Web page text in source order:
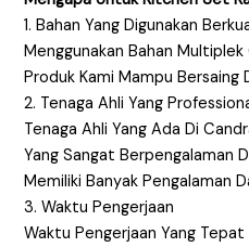
1. Bahan Yang Digunakan
Menggunakan Bahan
Produk Kami Mampu Bersaing
2. Tenaga Ahli Yang
Tenaga Ahli Yang Ada Di
Yang Sangat Berpengalaman
Memiliki Banyak Pengalaman
3. Waktu Pengerjaan
Waktu Pengerjaan Yang